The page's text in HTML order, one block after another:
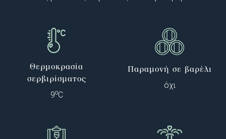
Θερμοκρασία
σερβιρίσματος
9oC
Παραμονή σε βαρέλι
όχι